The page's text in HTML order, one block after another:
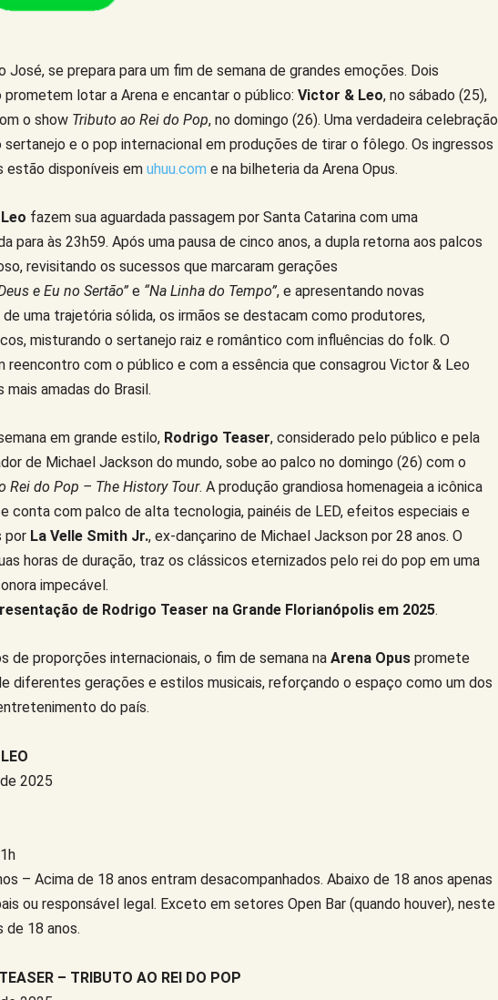
José, se prepara para um fim de semana de grandes emoções. Dois
lotar a Arena e encantar o público: Victor & Leo, no sábado (25),
o show Tributo ao Rei do Pop, no domingo (26). Uma verdadeira celebração
sertanejo e o pop internacional em produções de tirar o fôlego. Os ingressos
estão disponíveis em uhuu.com e na bilheteria da Arena Opus.
fazem sua aguardada passagem por Santa Catarina com uma
para às 23h59. Após uma pausa de cinco anos, a dupla retorna aos palcos
revisitando os sucessos que marcaram gerações
e Eu no Sertão” e “Na Linha do Tempo”, e apresentando novas
uma trajetória sólida, os irmãos se destacam como produtores,
misturando o sertanejo raiz e romântico com influências do folk. O
reencontro com o público e com a essência que consagrou Victor & Leo
amadas do Brasil.
em grande estilo, Rodrigo Teaser, considerado pelo público e pela
de Michael Jackson do mundo, sobe ao palco no domingo (26) com o
Rei do Pop – The History Tour. A produção grandiosa homenageia a icônica
conta com palco de alta tecnologia, painéis de LED, efeitos especiais e
por La Velle Smith Jr., ex-dançarino de Michael Jackson por 28 anos. O
horas de duração, traz os clássicos eternizados pelo rei do pop em uma
impecável.
de Rodrigo Teaser na Grande Florianópolis em 2025.
de proporções internacionais, o fim de semana na Arena Opus promete
diferentes gerações e estilos musicais, reforçando o espaço como um dos
do país.
2025
– Acima de 18 anos entram desacompanhados. Abaixo de 18 anos apenas
ou responsável legal. Exceto em setores Open Bar (quando houver), neste
de 18 anos.
– TRIBUTO AO REI DO POP